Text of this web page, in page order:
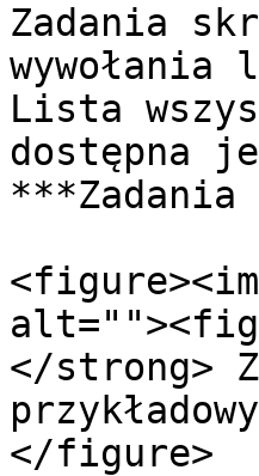
Zadania
wywołania
Lista
dostępna
</strong>
</figure>